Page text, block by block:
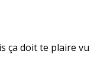
ça doit te plaire vu